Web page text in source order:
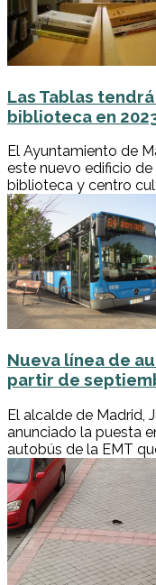
Las Tablas
biblioteca en
El Ayuntamiento de
este nuevo edificio
biblioteca y centro
Nueva línea de
partir de
El alcalde de Madrid,
anunciado la puesta
autobús de la EMT